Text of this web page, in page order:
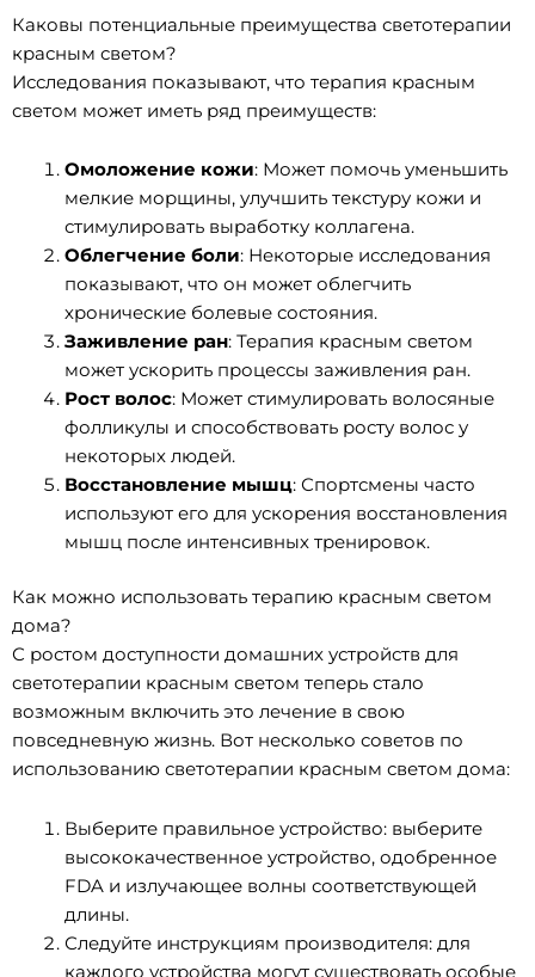
Каковы потенциальные преимущества светотерапии
красным светом?
Исследования показывают, что терапия красным
светом может иметь ряд преимуществ:
Омоложение кожи: Может помочь уменьшить
мелкие морщины, улучшить текстуру кожи и
стимулировать выработку коллагена.
Облегчение боли: Некоторые исследования
показывают, что он может облегчить
хронические болевые состояния.
Заживление ран: Терапия красным светом
может ускорить процессы заживления ран.
Рост волос: Может стимулировать волосяные
фолликулы и способствовать росту волос у
некоторых людей.
Восстановление мышц: Спортсмены часто
используют его для ускорения восстановления
мышц после интенсивных тренировок.
Как можно использовать терапию красным светом
дома?
С ростом доступности домашних устройств для
светотерапии красным светом теперь стало
возможным включить это лечение в свою
повседневную жизнь. Вот несколько советов по
использованию светотерапии красным светом дома:
Выберите правильное устройство: выберите
высококачественное устройство, одобренное
FDA и излучающее волны соответствующей
длины.
Следуйте инструкциям производителя: для
каждого устройства могут существовать особые